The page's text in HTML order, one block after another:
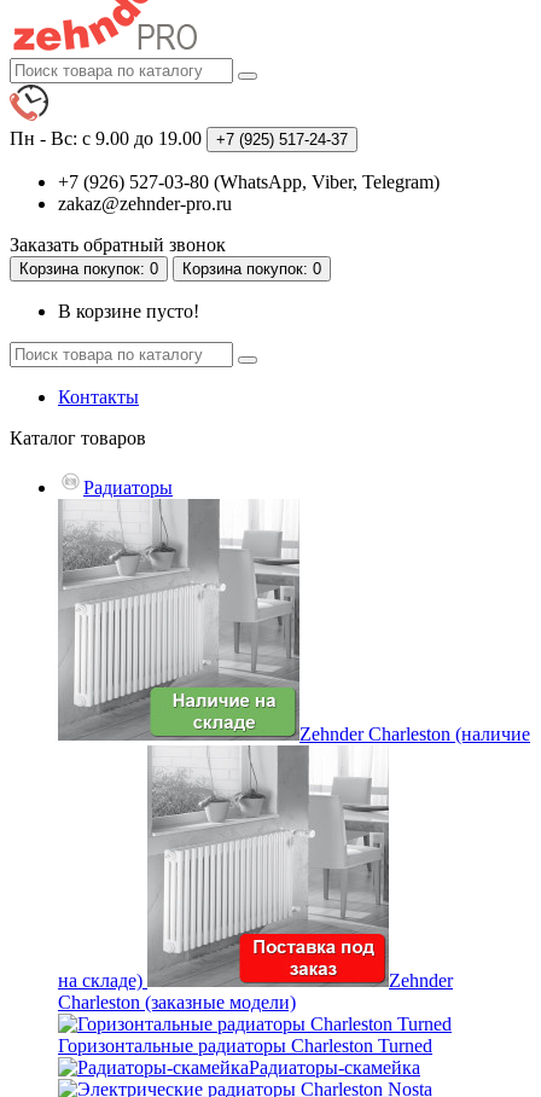
Пн - Вс: с 9.00 до 19.00 +7 (925) 517-24-37
+7 (926) 527-03-80 (WhatsApp, Viber, Telegram)
zakaz@zehnder-pro.ru
Заказать обратный звонок
Корзинапокупок: 0 Корзинапокупок: 0
В корзине пусто!
Контакты
Каталог товаров
Радиаторы
Zehnder Charleston (наличие
на складе)
Zehnder
Charleston (заказные модели)
Горизонтальные радиаторы Charleston Turned
Радиаторы-скамейка